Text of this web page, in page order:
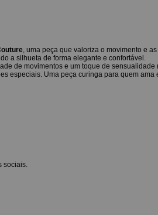
, uma peça que valoriza o movimento e
a silhueta de forma elegante e confortável.
de movimentos e um toque de sensualidade
especiais. Uma peça curinga para quem ama
sociais.